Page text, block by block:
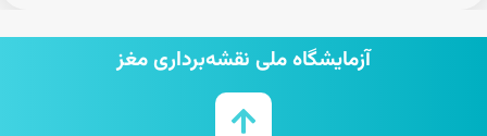
آزمایشگاه ملی نقشه‌برداری مغز